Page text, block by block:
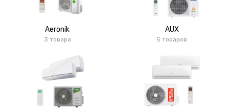
Aeronik
3 товара
AUX
5 товаров